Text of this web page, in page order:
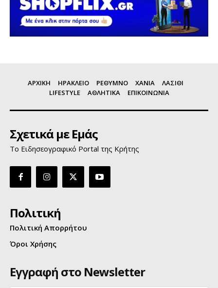
ΑΡΧΙΚΗ ΗΡΑΚΛΕΙΟ ΡΕΘΥΜΝΟ ΧΑΝΙΑ
ΛΑΣΙΘΙ
LIFESTYLE
ΑΘΛΗΤΙΚΑ ΕΠΙΚΟΙΝΩΝΙΑ
Σχετικά με Εμάς
Το Ειδησεογραφικό Portal της Κρήτης
Πολιτική
Πολιτική Απορρήτου
Όροι Χρήσης
Εγγραφή στο Newsletter